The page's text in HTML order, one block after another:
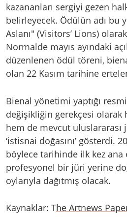
kazananları sergiyi gezen
belirleyecek. Ödülün adı bu
Aslanı" (Visitors’ Lions)
Normalde mayıs ayındaki
düzenlenen ödül töreni,
olan 22 Kasım tarihine
Bienal yönetimi yaptığı
değişikliğin gerekçesi olarak
hem de mevcut
‘istisnai doğasını’ gösterdi.
böylece tarihinde ilk kez
profesyonel bir jüri yerine
oylarıyla dağıtmış olacak.
Kaynaklar: The Artnews